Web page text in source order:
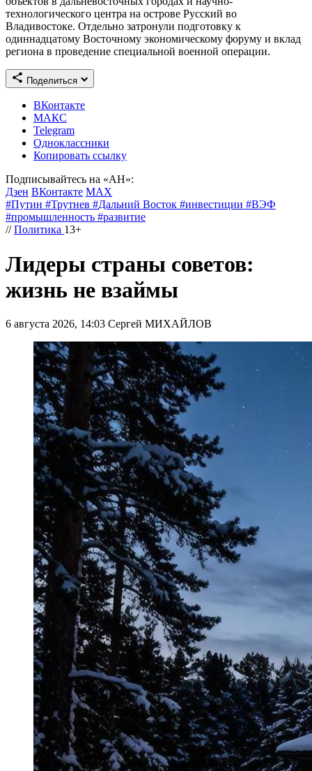
технологического центра на острове Русский во
Владивостоке. Отдельно затронули подготовку к
одиннадцатому Восточному экономическому форуму и вклад
региона в проведение специальной военной операции.
Поделиться
ВКонтакте
МАКС
Telegram
Одноклассники
Копировать ссылку
Подписывайтесь на «АН»:
Дзен ВКонтакте МАХ
#Путин #Трутнев #Дальний Восток #инвестиции #ВЭФ
#промышленность #развитие
// Политика 13+
Лидеры страны советов:
жизнь не взаймы
6 августа 2026, 14:03 Сергей МИХАЙЛОВ